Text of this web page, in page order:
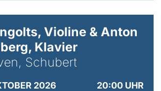
Violine & Anton
Klavier
Schubert
2026
20:00 UHR